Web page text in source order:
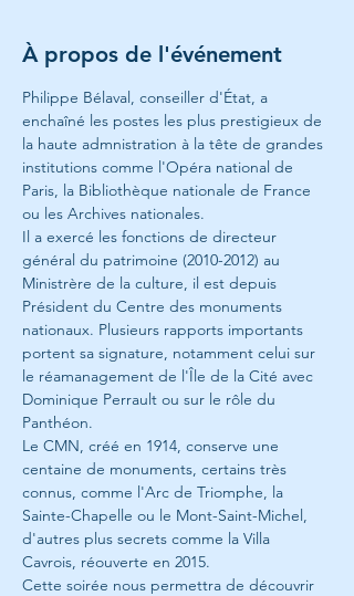
À propos de l'événement
Philippe Bélaval, conseiller d'État, a
enchaîné les postes les plus prestigieux de
la haute admnistration à la tête de grandes
institutions comme l'Opéra national de
Paris, la Bibliothèque nationale de France
ou les Archives nationales.
Il a exercé les fonctions de directeur
général du patrimoine (2010-2012) au
Ministrère de la culture, il est depuis
Président du Centre des monuments
nationaux. Plusieurs rapports importants
portent sa signature, notamment celui sur
le réamanagement de l'Île de la Cité avec
Dominique Perrault ou sur le rôle du
Panthéon.
Le CMN, créé en 1914, conserve une
centaine de monuments, certains très
connus, comme l'Arc de Triomphe, la
Sainte-Chapelle ou le Mont-Saint-Michel,
d'autres plus secrets comme la Villa
Cavrois, réouverte en 2015.
Cette soirée nous permettra de découvrir